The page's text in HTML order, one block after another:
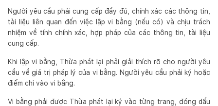
Người yêu cầu phải cung cấp đầy đủ, chính xác các thông tin,
tài liệu liên quan đến việc lập vi bằng (nếu có) và chịu trách
nhiệm về tính chính xác, hợp pháp của các thông tin, tài liệu
cung cấp.
Khi lập vi bằng, Thừa phát lại phải giải thích rõ cho người yêu
cầu về giá trị pháp lý của vi bằng. Người yêu cầu phải ký hoặc
điểm chỉ vào vi bằng.
Vi bằng phải được Thừa phát lại ký vào từng trang, đóng dấu